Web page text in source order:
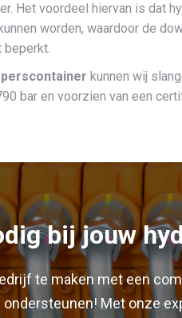
Het voordeel hiervan is dat
worden, waardoor de
beperkt.
kunnen wij
bar en voorzien van een
bij jouw
te maken met een
ondersteunen! Met onze